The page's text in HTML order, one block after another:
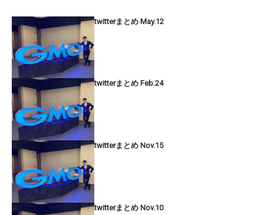
twitterまとめ May.12
twitterまとめ Feb.24
twitterまとめ Nov.15
twitterまとめ Nov.10